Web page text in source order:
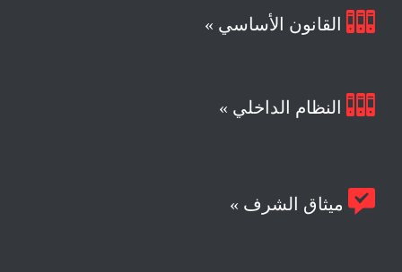
 القانون الأساسي »
 النظام الداخلي »
 ميثاق الشرف »